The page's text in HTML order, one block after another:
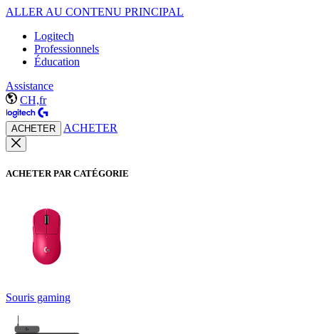
ALLER AU CONTENU PRINCIPAL
Logitech
Professionnels
Éducation
Assistance
CH,fr
ACHETER ACHETER
ACHETER PAR CATÉGORIE
Souris gaming